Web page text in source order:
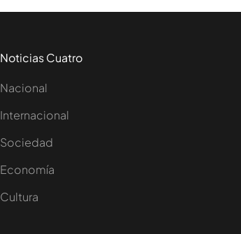
Noticias Cuatro
Nacional
Internacional
Sociedad
Economía
Cultura